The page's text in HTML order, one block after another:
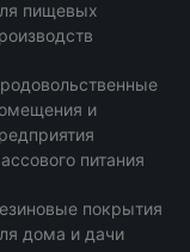
пищевых
и
питания
покрытия
дома и дачи